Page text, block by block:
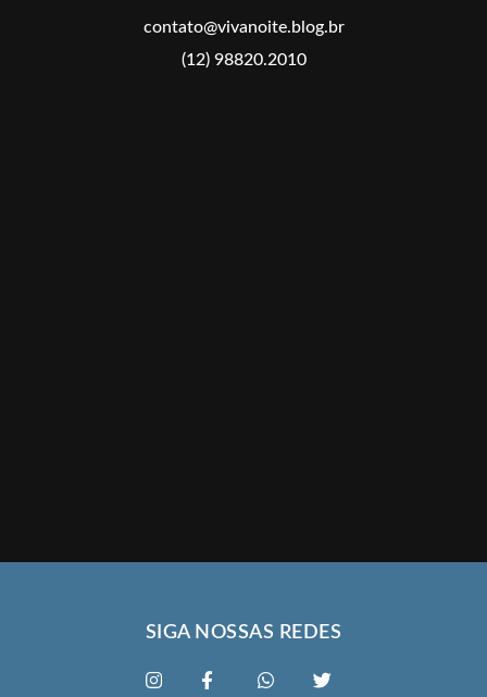
contato@vivanoite.blog.br
(12) 98820.2010
SIGA NOSSAS REDES